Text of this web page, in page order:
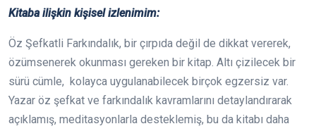
Kitaba ilişkin kişisel izlenimim:
Öz Şefkatli Farkındalık, bir çırpıda değil de dikkat vererek,
özümsenerek okunması gereken bir kitap. Altı çizilecek bir
sürü cümle, kolayca uygulanabilecek birçok egzersiz var.
Yazar öz şefkat ve farkındalık kavramlarını detaylandırarak
açıklamış, meditasyonlarla desteklemiş, bu da kitabı daha